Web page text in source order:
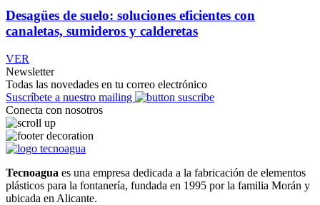
Desagües de suelo: soluciones eficientes con
canaletas, sumideros y calderetas
VER
Newsletter
Todas las novedades en tu correo electrónico
Suscríbete a nuestro mailing
Conecta con nosotros
Tecnoagua es una empresa dedicada a la fabricación de elementos
plásticos para la fontanería, fundada en 1995 por la familia Morán y
ubicada en Alicante.